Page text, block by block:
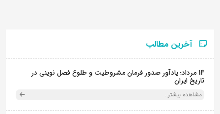
آخرین مطالب
14 مرداد؛ یادآور صدور فرمان مشروطیت و طلوع فصل نوینی در
تاریخ ایران
مشاهده بیشتر..